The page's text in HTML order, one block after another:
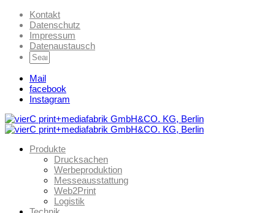
Kontakt
Datenschutz
Impressum
Datenaustausch
Mail
facebook
Instagram
Produkte
Drucksachen
Werbeproduktion
Messeausstattung
Web2Print
Logistik